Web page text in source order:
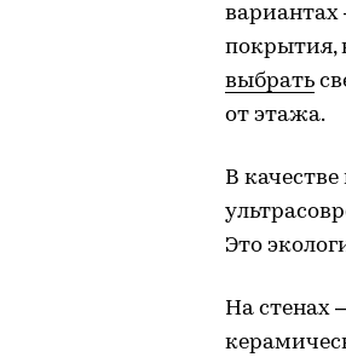
вариантах
покрытия,
выбрать
от этажа.
В
Это
На стенах